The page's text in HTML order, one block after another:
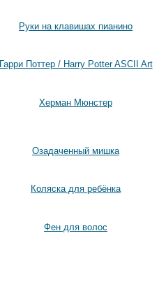
Руки на клавишах пианино
Гарри Поттер / Harry Potter ASCII Art
Херман Мюнстер
Озадаченный мишка
Коляска для ребёнка
Фен для волос